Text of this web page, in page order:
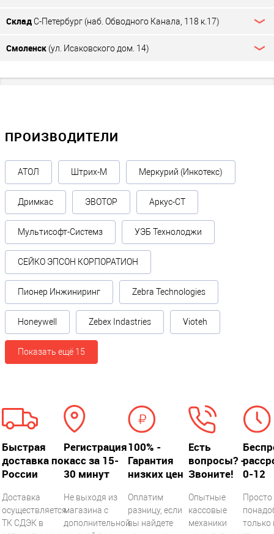
СкладС-Петербург (наб. Обводного Канала, 118 к.17)
Смоленск (ул. Исаковского дом. 14)
ПРОИЗВОДИТЕЛИ
АТОЛ Штрих-М Меркурий (Инкотекс)
Дримкас ЭВОТОР Аркус-СТ
Мультисофт-Системз УЭБ Технолоджи
СЕЙКО ЭПСОН КОРПОРАТИОН
Пионер Инжиниринг Zebra Technologies
Honeywell Zebex Indastries Vioteh
Показать ещё 15
Быстрая
доставка по
России
Доставка
осуществляется
ТК СДЭК в
Регистрация
касс за 15-
30 минут
Не выходя из
магазина с
дополнительной
100% -
Гарантия
низких цен
Оплатим
разницу, если
вы найдете
Есть
вопросы? -
Звоните!
Опытные
кассовые
механики
0-12
только